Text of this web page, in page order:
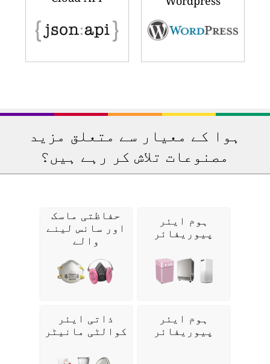
ہوا کے معیار سے متعلق مزید
مصنوعات تلاش کر رہے ہیں؟
ہوم ایئر
پیوریفائر
حفاظتی ماسک
اور سانس لینے
والے
ہوم ایئر
پیوریفائر
ذاتی ایئر
کوالٹی مانیٹر